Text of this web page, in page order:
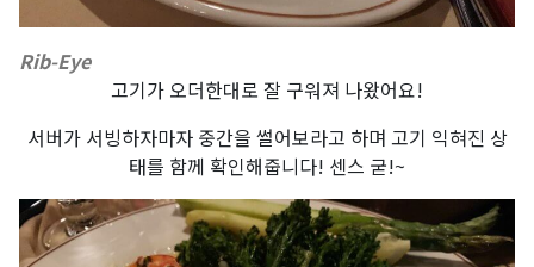
Rib-Eye
고기가 오더한대로 잘 구워져 나왔어요!
서버가 서빙하자마자 중간을 썰어보라고 하며 고기 익혀진 상
태를 함께 확인해줍니다! 센스 굳!~